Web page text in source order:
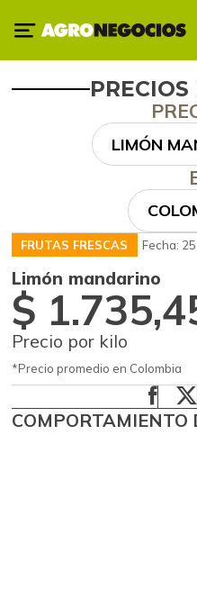
LIMÓN
FRUTAS FRESCAS Fecha:
Limón mandarino
$
Precio por kilo
*Precio promedio en Colombia
COMPORTAMIENTO